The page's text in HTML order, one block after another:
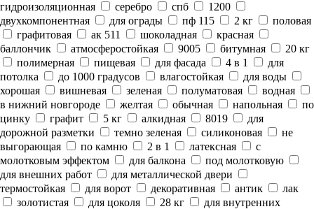
гидроизоляционная
серебро спб
1200
двухкомпонентная
для ограды пф 115 2 кг
половая
графитовая
ак 511 шоколадная
красная
баллончик
атмосферостойкая 9005 битумная
20 кг
полимерная
пищевая для фасада 4 в 1
для
потолка
до 1000 градусов влагостойкая
для воды
хорошая
вишневая зеленая полуматовая
водная
в нижний новгороде
желтая обычная напольная
по
цинку
графит 5 кг алкидная 8019
для
дорожной разметки
темно зеленая силиконовая
не
выгорающая
по камню 2 в 1 латексная
с
молотковым эффектом
для балкона
под молотковую
для внешних работ
для металлической двери
термостойкая
для ворот декоративная антик
лак
золотистая
для цоколя 28 кг
для внутренних